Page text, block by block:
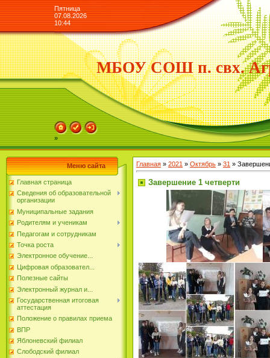
Пятница
07.08.2026
10:44
МБОУ СОШ п. свх.
»
Меню сайта
Главная страница
Сведения об образовательной
организации
Муниципальные задания
Родителям и ученикам
Педагогам и сотрудникам
Точка роста
Электронное обучение...
Цифровая образовател...
Полезные сайты
Электронный журнал и...
Государственная итоговая
аттестация
Положение о правилах приема
ВПР
Яблоневский филиал
Слободский филиал
Главная » 2021 » Октябрь » 31 »
Завершение 1 четверти